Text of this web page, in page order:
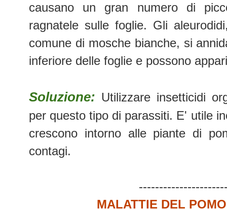
causano un gran numero di
ragnatele sulle foglie. Gli
comune di mosche bianche, si
inferiore delle foglie e possono
Soluzione: Utilizzare insetticidi
per questo tipo di parassiti. E' utile
crescono intorno alle piante di
contagi.
MALATTIE DEL